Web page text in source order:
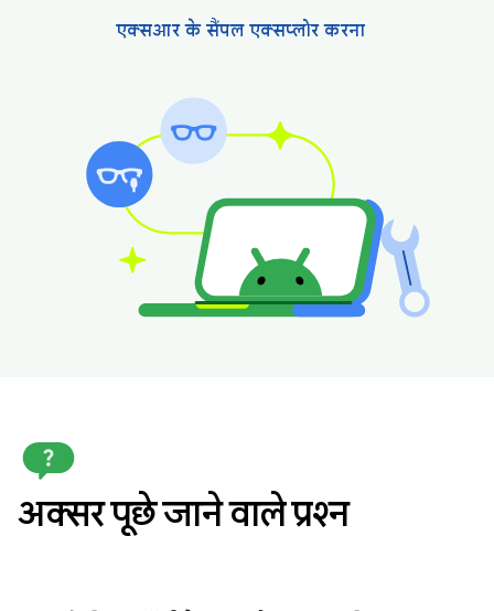
एक्सआर के सैंपल एक्सप्लोर करना
अक्सर पूछे जाने वाले प्रश्न